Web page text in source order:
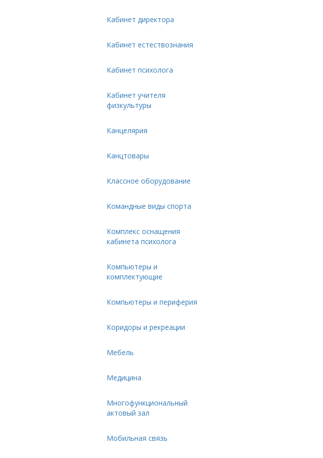
Кабинет директора
Кабинет естествознания
Кабинет психолога
Кабинет учителя
физкультуры
Канцелярия
Канцтовары
Классное оборудование
Командные виды спорта
Комплекс оснащения
кабинета психолога
Компьютеры и
комплектующие
Компьютеры и периферия
Коридоры и рекреации
Мебель
Медицина
Многофункциональный
актовый зал
Мобильная связь